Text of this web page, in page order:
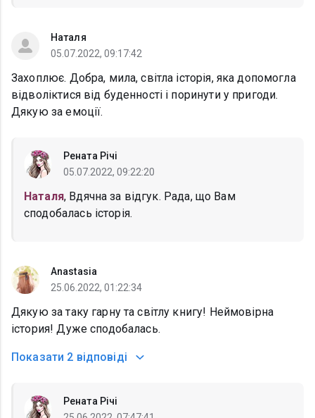
Наталя
05.07.2022, 09:17:42
Захоплює. Добра, мила, світла історія, яка допомогла
відволіктися від буденності і поринути у пригоди.
Дякую за емоції.
Рената Річі
05.07.2022, 09:22:20
Наталя, Вдячна за відгук. Рада, що Вам
сподобалась історія.
Anastasia
25.06.2022, 01:22:34
Дякую за таку гарну та світлу книгу! Неймовірна
істория! Дуже сподобалась.
Показати 2 відповіді
Рената Річі